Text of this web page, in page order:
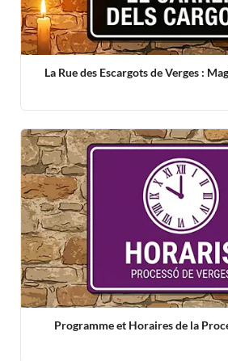
La Rue des Escargots de Verges :
Programme et Horaires de la